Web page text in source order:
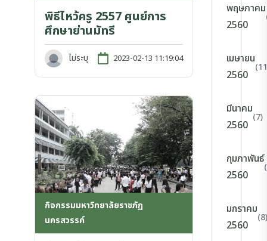
พิธีไหว้ครู 2557 ศูนย์การ
ศึกษาย่านมัทรี
ไม่ระบุ 2023-02-13 11:19:04
กิจกรรมมหาวิทยาลัยราชภัฏ
นครสวรรค์
พฤษภาคม
2560
เมษายน
2560
มีนาคม
2560
(7)
กุมภาพันธ์
2560
มกราคม
2560
(8)